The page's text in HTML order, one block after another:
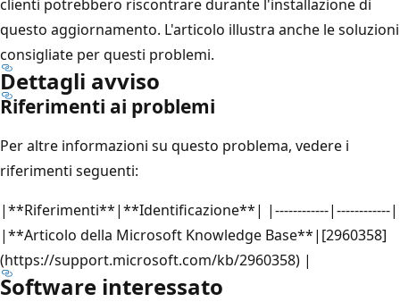
clienti potrebbero riscontrare durante l'installazione di
questo aggiornamento. L'articolo illustra anche le soluzioni
consigliate per questi problemi.
Dettagli avviso
Riferimenti ai problemi
Per altre informazioni su questo problema, vedere i
riferimenti seguenti:
|**Riferimenti**|**Identificazione**| |------------|------------|
|**Articolo della Microsoft Knowledge Base**|[2960358]
(https://support.microsoft.com/kb/2960358) |
Software interessato